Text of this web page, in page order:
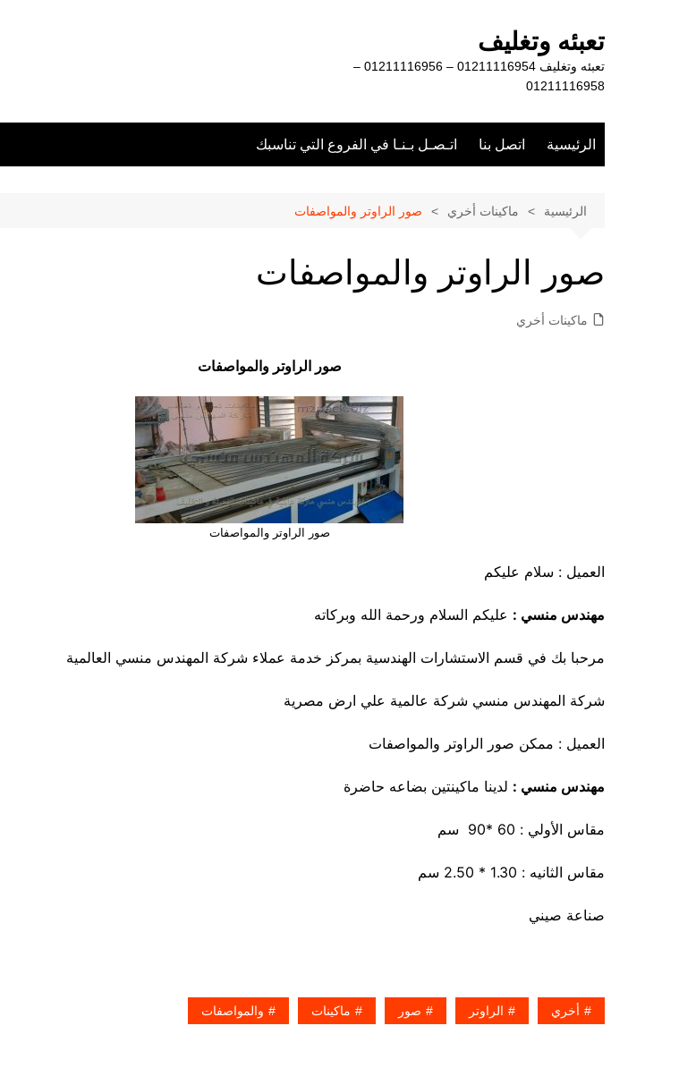
تعبئه وتغليف
تعبئه وتغليف 01211116954 – 01211116956 –
01211116958
الرئيسية اتصل بنا اتـصـل بـنـا في الفروع التي تناسبك
الرئيسية ماكينات أخري صور الراوتر والمواصفات
صور الراوتر والمواصفات
ماكينات أخري
صور الراوتر والمواصفات
صور الراوتر والمواصفات
العميل : سلام عليكم
مهندس منسي : عليكم السلام ورحمة الله وبركاته
مرحبا بك في قسم الاستشارات الهندسية بمركز خدمة عملاء شركة المهندس منسي العالمية
شركة المهندس منسي شركة عالمية علي ارض مصرية
العميل : ممكن صور الراوتر والمواصفات
مهندس منسي : لدينا ماكينتين بضاعه حاضرة
مقاس الأولي : 60 *90 سم
مقاس الثانيه : 1.30 * 2.50 سم
صناعة صيني
أخري الراوتر صور ماكينات والمواصفات